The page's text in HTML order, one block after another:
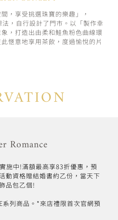
，享受挑選珠寶的樂趣」，
，自行設計了門市。以「製作幸
，打造出由柔和鮭魚粉色曲線環
愜意地享用茶飲，度過愉悅的片
Romance
施中!滿額最高享83折優惠，預
動資格贈結婚書約乙份，當天下
品包乙個!
系列商品。*來店禮限首次官網預